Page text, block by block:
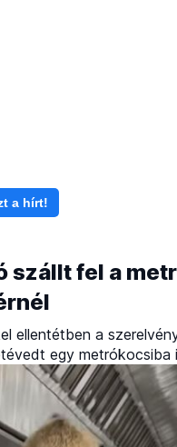
a hírt!
szállt fel a
ellentétben a
egy metrókocsiba